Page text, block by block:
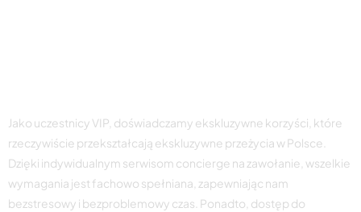
Jako uczestnicy VIP, doświadczamy ekskluzywne korzyści, które
rzeczywiście przekształcają ekskluzywne przeżycia w Polsce.
Dzięki indywidualnym serwisom concierge na zawołanie, wszelkie
wymagania jest fachowo spełniana, zapewniając nam
bezstresowy i bezproblemowy czas. Ponadto, dostęp do